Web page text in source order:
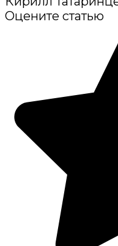
Оцените статью